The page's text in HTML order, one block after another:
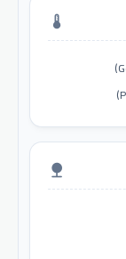
thermostat
nature